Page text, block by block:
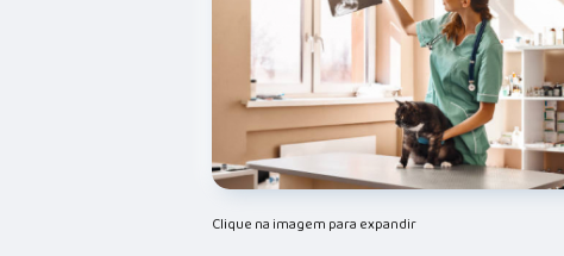
Clique na imagem para expandir